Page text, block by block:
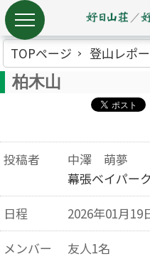
TOPページ 登山レポ
柏木山
投稿者
中澤 萌夢
幕張ベイパー
日程
2026年01月19
メンバー
友人1名